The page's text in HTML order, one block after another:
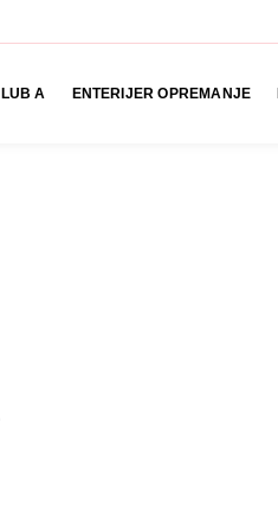
A ENTERIJER OPREMANJE